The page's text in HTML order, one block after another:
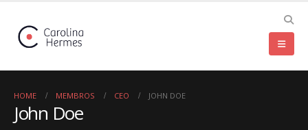
HOME MEMBROS CEO JOHN DOE
John Doe